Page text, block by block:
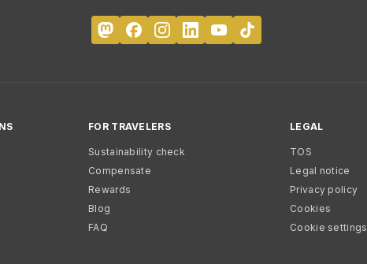
FOR TRAVELERS
Sustainability check
Compensate
Rewards
Blog
FAQ
LEGAL
TOS
Legal notice
Privacy policy
Cookies
Cookie settings